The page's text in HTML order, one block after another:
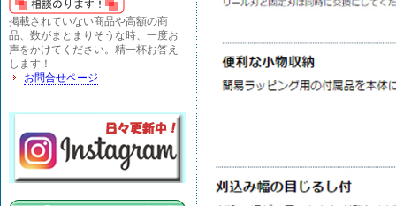
掲載されていない商品や高額の商
品、数がまとまりそうな時、一度お
声をかけてください。精一杯お答え
します！
お問合せページ